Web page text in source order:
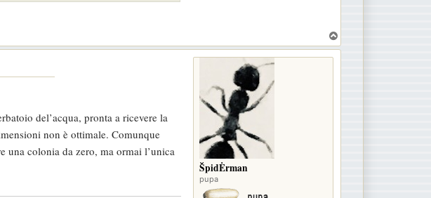
o
ŠpidĖrman
pupa
del’acqua, pronta a ricevere la
non è ottimale. Comunque
una colonia da zero, ma ormai l’unica